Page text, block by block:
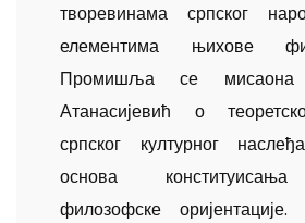
творевинама српског
елементима њихове
Промишља се мисаона
Атанасијевић о
српског културног
основа
филозофске